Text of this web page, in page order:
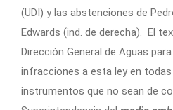
(UDI) y las abstenciones de
Edwards (ind. de derecha). El
Dirección General de Aguas
infracciones a esta ley en
instrumentos que no sean de